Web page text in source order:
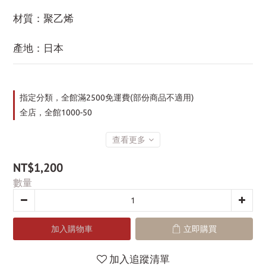
材質：聚乙烯
產地：日本
指定分類，全館滿2500免運費(部份商品不適用)
全店，全館1000-50
查看更多
NT$1,200
數量
加入購物車 立即購買
加入追蹤清單